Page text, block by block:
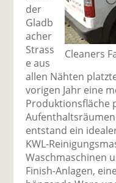
Cleaners
der
Gladb
acher
Strass
e aus
allen Nähten
vorigen Jahr eine
Produktionsfläche
entstand ein
KWL-
Waschmaschinen
Finish-Anlagen,